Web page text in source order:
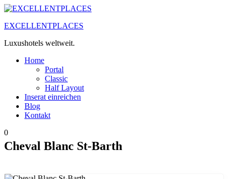
Zum
springen
EXCELLENTPLACES
Luxushotels weltweit.
Home
Portal
Classic
Half Layout
Inserat einreichen
Blog
Kontakt
0
Cheval Blanc St-Barth